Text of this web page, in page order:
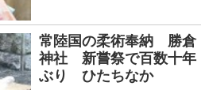
常陸国の柔術奉納 勝倉
神社 新嘗祭で百数十年
ぶり ひたちなか